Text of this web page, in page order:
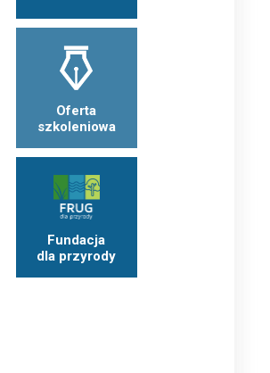
Oferta
szkoleniowa
Fundacja
dla przyrody